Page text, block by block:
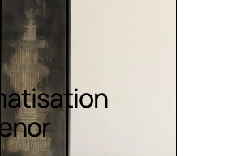
Luminaires